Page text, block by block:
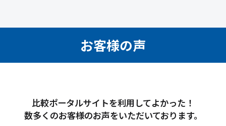
お客様の声
比較ポータルサイトを利用してよかった！
数多くのお客様のお声をいただいております。